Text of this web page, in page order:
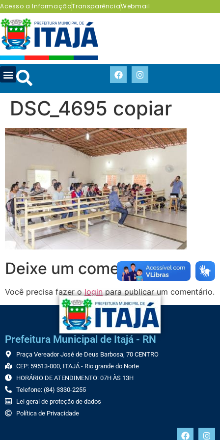
Acesso a InformaçãoTransparênciaWebmail
DSC_4695 copiar
Deixe um comentário
Você precisa fazer ologinpara publicar um comentário.
Prefeitura Municipal de Itajá - RN
Praça Vereador José de Deus Barbosa, 70 CENTRO
CEP: 59513-000, ITAJÁ - Rio grande do Norte
HORÁRIO DE ATENDIMENTO: 07H ÀS 13H
Telefone: (84) 3330-2255
Lei geral de proteção de dados
Política de Privacidade